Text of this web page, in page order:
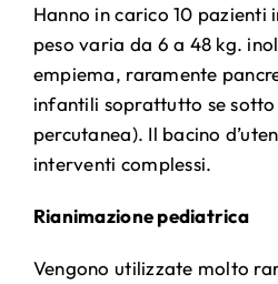
Hanno in carico 10
peso varia da 6 a 48 kg.
empiema, raramente
infantili soprattutto se
percutanea). Il bacino
interventi complessi.
Rianimazione pediatrica
Vengono utilizzate molto